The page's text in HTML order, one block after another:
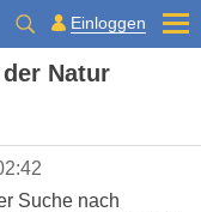
Einloggen
Natur
Suche nach